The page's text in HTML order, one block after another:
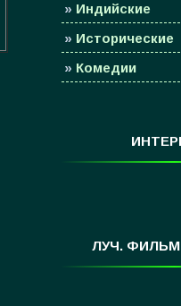
» Индийские
» Исторические
» Комедии
Фантастика
ЛУЧ.